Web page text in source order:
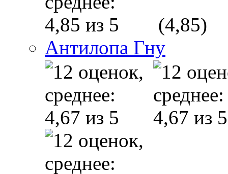
(4,85)
Антилопа Гну